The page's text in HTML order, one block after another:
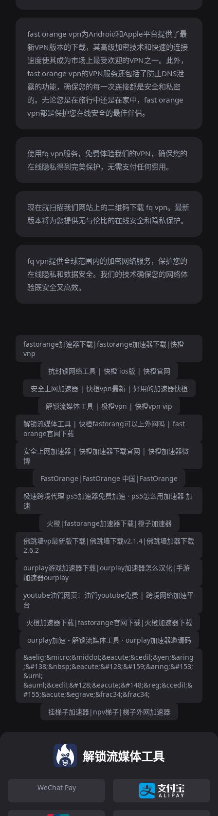
fast orange vpn为Android和Apple平台提供了最
新VPN版本的下载，其高级加密技术和快速的连接
速度使其成为市场上最受欢迎的VPN之一。此外，
fast orange vpn的VPN服务还包括了防止DNS泄
露的功能，确保您的每一次连接都是安全和私密
的。无论您是在旅行中还是在家中，fast orange
vpn都是保护您在线安全的最佳伴侣。
使用fq vpn服务，免费体验我们的VPN，确保您的
在线隐私得到完美保护，无需支付任何费用。
现在就扫描我们网站上的二维码下载 fq vpn。最新
版本将为您提供无与伦比的在线安全和隐私保护。
fq vpn提供全球范围内的加密网络服务，保护您的
在线隐私和数据安全。我们的技术确保您的网络体
验既安全又高效。
fastorange加速器下载|fastorange加速器下载|快橙
vnp
抗封锁网络工具 | 快橙 ios版 | 快橙官网
安全上网加速器 | 快橙vpn最新 | 好用的加速器快橙
解锁流媒体工具 | 极橙vpn | 快橙vpn vip
解锁流媒体工具 | 快橙fastorang可以上外网吗 | fast
orange官网下载
安全上网加速器 | 快橙加速器下载官网 | 快橙加速器微
博
FastOrange|FastOrange 中国|FastOrange
极速跨境代理 ps5加速器免费加速 · ps5怎么用加速器 加
速
火橙|fastorange加速器下载|橙子加速器
佛跳墙vp最新版下载|佛跳墙下载v2.1.4|佛跳墙加器下载
2.6.2
ourplay游戏加速器下载|ourplay加速器怎么汉化|手游
加速器ourplay
youtube油管网页：油管youtube免费 | 跨境网络加速平
台
火橙加速器下载|fastorange官网下载|火橙加速器下载
ourplay加速 - 解锁流媒体工具 · ourplay加速器邀请码
&aelig;&micro;&middot;&eacute;&cedil;&yen;&aring
;&#138;&nbsp;&eacute;&#128;&#159;&aring;&#153;
&uml;
&auml;&cedil;&#128;&eacute;&#148;&reg;&ccedil;&
#155;&acute;&egrave;&frac34;&frac34;
挂梯子加速器|npv梯子|梯子外网加速器
解锁流媒体工具
WeChat Pay